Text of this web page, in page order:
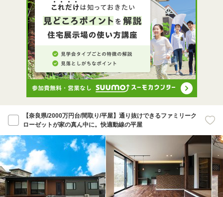
【奈良県/2000万円台/間取り/平屋】通り抜けできるファミリーク
ローゼットが家の真ん中に。快適動線の平屋